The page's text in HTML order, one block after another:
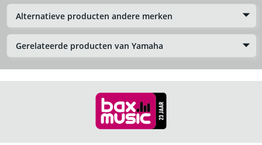
Alternatieve producten andere merken
Gerelateerde producten van Yamaha